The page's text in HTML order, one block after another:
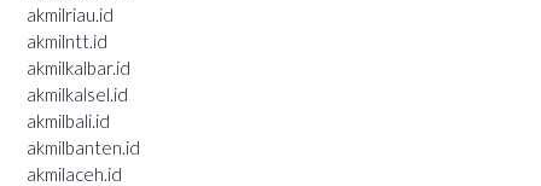
akmilriau.id
akmilntt.id
akmilkalbar.id
akmilkalsel.id
akmilbali.id
akmilbanten.id
akmilaceh.id